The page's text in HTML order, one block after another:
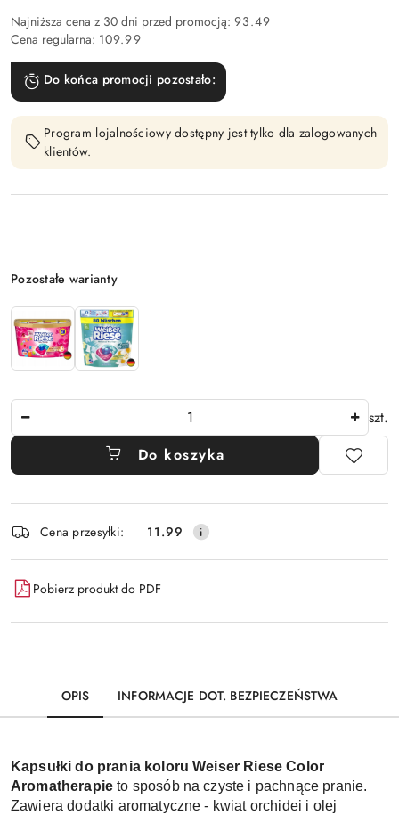
Najniższa cena z 30 dni przed promocją: 93.49
Cena regularna: 109.99
Do końca promocji pozostało:
Program lojalnościowy dostępny jest tylko dla zalogowanych
klientów.
Wariant
Pozostałe warianty
szt.
Do koszyka
i
dostawa
Cena przesyłki: 11.99
Pobierz produkt do PDF
OPIS INFORMACJE DOT. BEZPIECZEŃSTWA
Kapsułki do prania koloru Weiser Riese Color
Aromatherapie to sposób na czyste i pachnące pranie.
Zawiera dodatki aromatyczne - kwiat orchidei i olej